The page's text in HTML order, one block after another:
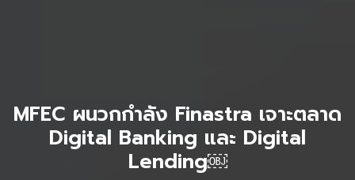
MFEC ผนวกกำลัง Finastra เจาะตลาด
Digital Banking และ Digital
Lending￼